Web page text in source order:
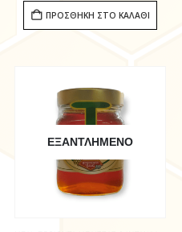
ΠΡΟΣΘΉΚΗ ΣΤΟ ΚΑΛΆΘΙ
ΕΞΑΝΤΛΗΜΈΝΟ